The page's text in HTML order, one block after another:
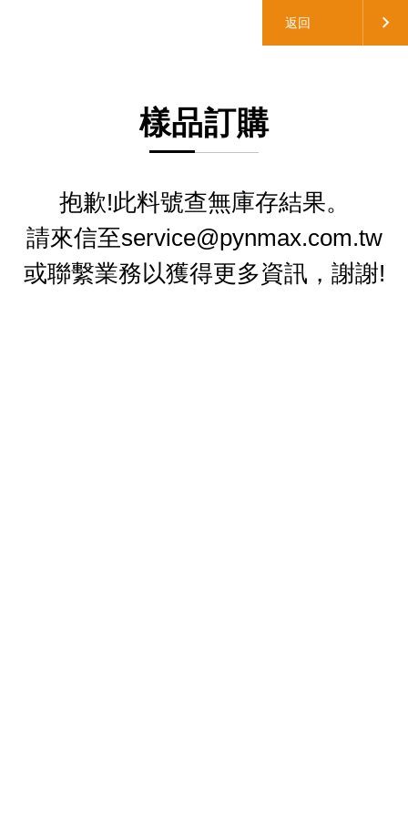
返回
樣品訂購
抱歉!此料號查無庫存結果。
請來信至service@pynmax.com.tw
或聯繫業務以獲得更多資訊，謝謝!